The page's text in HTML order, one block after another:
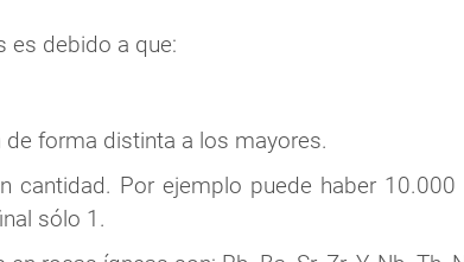
es debido a que:
forma distinta a los mayores.
cantidad. Por ejemplo puede haber
sólo 1.